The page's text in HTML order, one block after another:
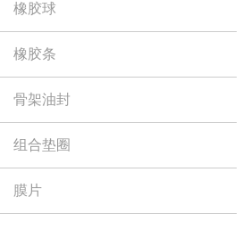
橡胶球
橡胶条
骨架油封
组合垫圈
膜片